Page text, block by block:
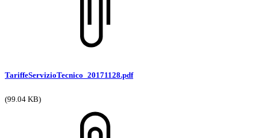
TariffeServizioTecnico_20171128.pdf
(99.04 KB)